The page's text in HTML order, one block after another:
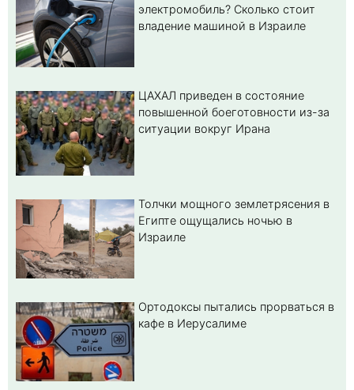
электромобиль? Cколько стоит
владение машиной в Израиле
ЦАХАЛ приведен в состояние
повышенной боеготовности из-за
ситуации вокруг Ирана
Толчки мощного землетрясения в
Египте ощущались ночью в
Израиле
Ортодоксы пытались прорваться в
кафе в Иерусалиме